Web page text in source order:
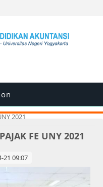
2021
FE UNY 2021
21 09:07